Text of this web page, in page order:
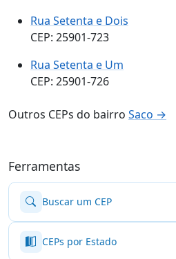
Rua Setenta e Dois
CEP: 25901-723
Rua Setenta e Um
CEP: 25901-726
Outros CEPs do bairro Saco →
Ferramentas
Buscar um CEP
CEPs por Estado